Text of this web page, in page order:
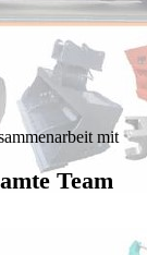
mit
Team